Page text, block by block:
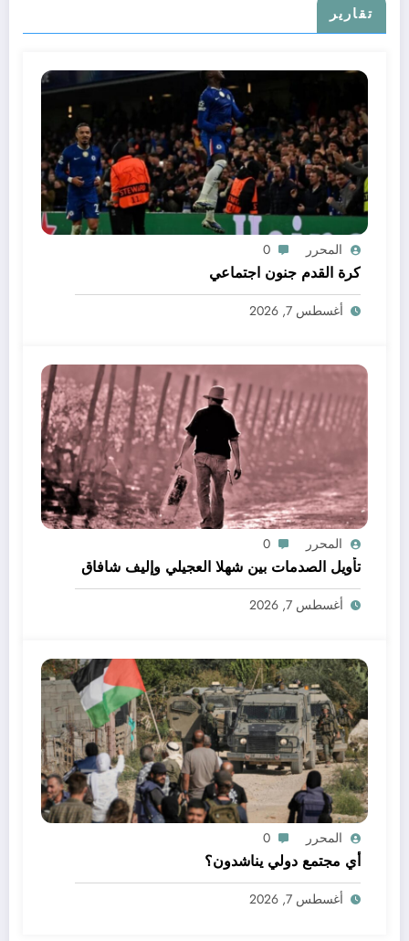
تقارير
المحرر 0
كرة القدم جنون اجتماعي
أغسطس 7, 2026
المحرر 0
تأويل الصدمات بين شهلا العجيلي وإليف شافاق
أغسطس 7, 2026
المحرر 0
أي مجتمع دولي يناشدون؟
أغسطس 7, 2026